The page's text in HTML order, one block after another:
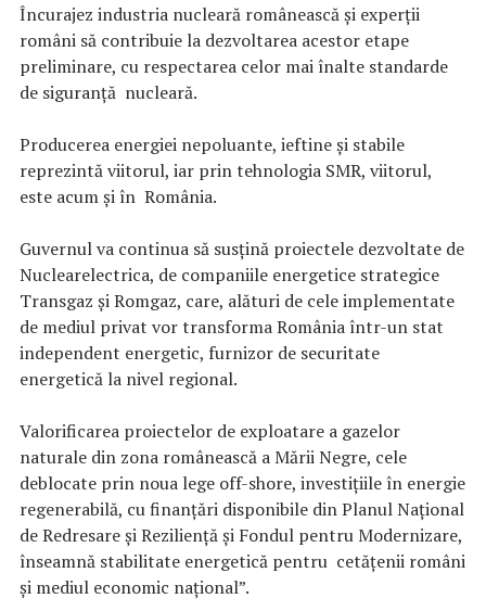
Încurajez industria nucleară românească și experții
români să contribuie la dezvoltarea acestor etape
preliminare, cu respectarea celor mai înalte standarde
de siguranță nucleară.
Producerea energiei nepoluante, ieftine și stabile
reprezintă viitorul, iar prin tehnologia SMR, viitorul,
este acum și în România.
Guvernul va continua să susțină proiectele dezvoltate de
Nuclearelectrica, de companiile energetice strategice
Transgaz și Romgaz, care, alături de cele implementate
de mediul privat vor transforma România într-un stat
independent energetic, furnizor de securitate
energetică la nivel regional.
Valorificarea proiectelor de exploatare a gazelor
naturale din zona românească a Mării Negre, cele
deblocate prin noua lege off-shore, investițiile în energie
regenerabilă, cu finanțări disponibile din Planul Național
de Redresare și Reziliență și Fondul pentru Modernizare,
înseamnă stabilitate energetică pentru cetățenii români
și mediul economic național”.